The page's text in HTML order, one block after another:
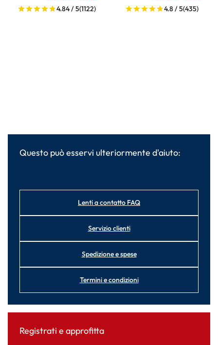
4.84 / 5(1122) 4.8 / 5(435)
Questo può esservi ulteriormente d'aiuto:
Lenti a contatto FAQ
Servizio clienti
Spedizione e spese
Termini e condizioni
Registrati e approfitta